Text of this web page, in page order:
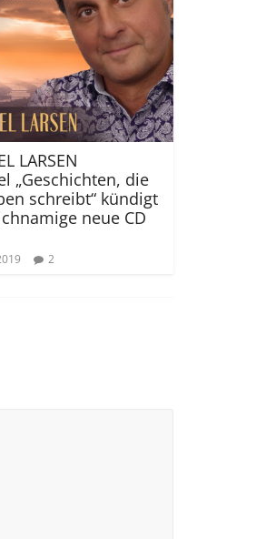
LARSEN
„Geschichten, die
schreibt“ kündigt
neue CD
2